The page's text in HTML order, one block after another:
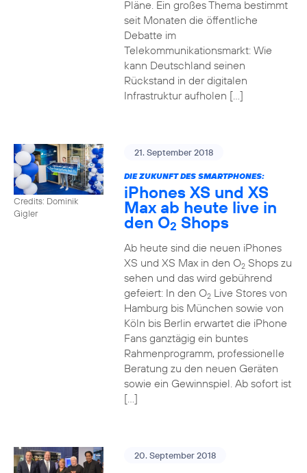
Pläne. Ein großes Thema bestimmt
seit Monaten die öffentliche
Debatte im
Telekommunikationsmarkt: Wie
kann Deutschland seinen
Rückstand in der digitalen
Infrastruktur aufholen […]
Credits: Dominik
Gigler
21. September 2018
DIE ZUKUNFT DES SMARTPHONES:
iPhones XS und XS
Max ab heute live in
den O2 Shops
Ab heute sind die neuen iPhones
XS und XS Max in den O2Shops zu
sehen und das wird gebührend
gefeiert: In den O2Live Stores von
Hamburg bis München sowie von
Köln bis Berlin erwartet die iPhone
Fans ganztägig ein buntes
Rahmenprogramm, professionelle
Beratung zu den neuen Geräten
sowie ein Gewinnspiel. Ab sofort ist
[…]
20. September 2018